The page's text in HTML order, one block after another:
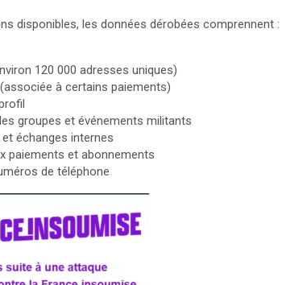
disponibles, les données dérobées comprennent :
120 000 adresses uniques)
à certains paiements)
groupes et événements militants
échanges internes
paiements et abonnements
de téléphone